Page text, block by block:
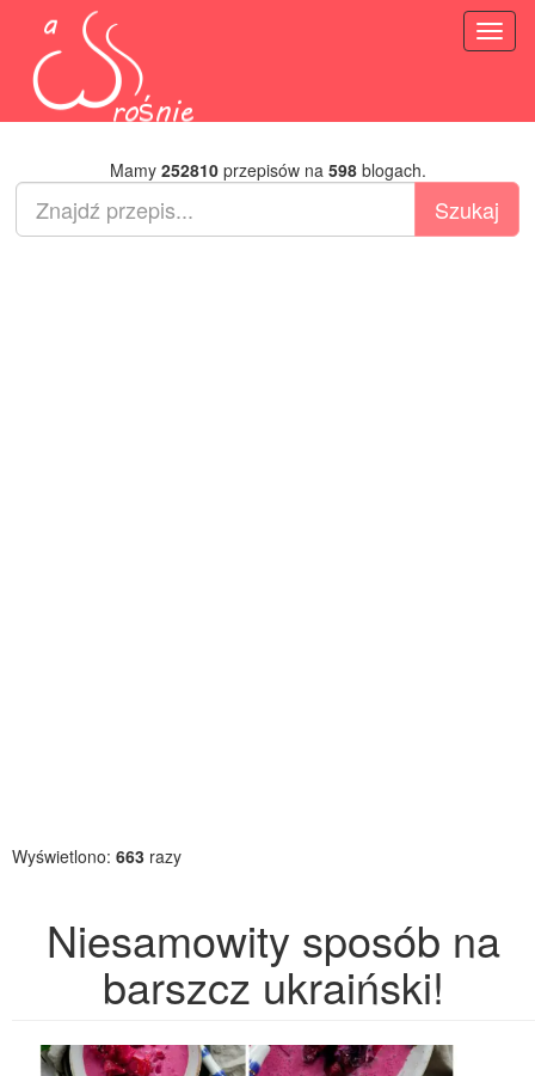
Mamy 252810przepisów na 598blogach.
Wyświetlono: 663 razy
Niesamowity sposób na
barszcz ukraiński!